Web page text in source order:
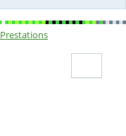
Prestations